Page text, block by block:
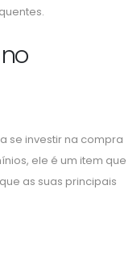
se investir na compra
ele é um item que
as suas principais